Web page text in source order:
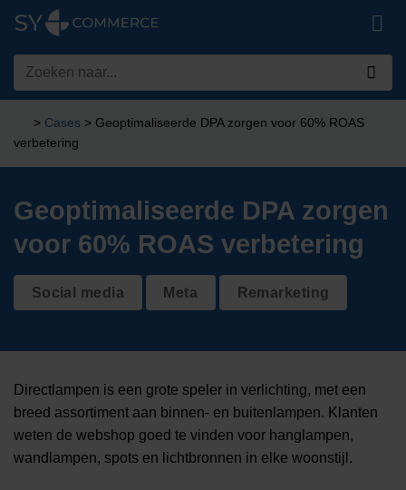
naar
inhoud
Zoeken
> Cases > Geoptimaliseerde DPA zorgen voor 60% ROAS
verbetering
Geoptimaliseerde DPA zorgen
voor 60% ROAS verbetering
Social media Meta Remarketing
Directlampen is een grote speler in verlichting, met een
breed assortiment aan binnen- en buitenlampen. Klanten
weten de webshop goed te vinden voor hanglampen,
wandlampen, spots en lichtbronnen in elke woonstijl.